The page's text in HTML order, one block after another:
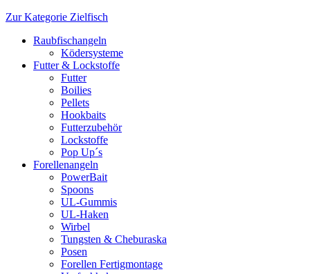
Zur Kategorie Zielfisch
Raubfischangeln
Ködersysteme
Futter & Lockstoffe
Futter
Boilies
Pellets
Hookbaits
Futterzubehör
Lockstoffe
Pop Up´s
Forellenangeln
PowerBait
Spoons
UL-Gummis
UL-Haken
Wirbel
Tungsten & Cheburaska
Posen
Forellen Fertigmontage